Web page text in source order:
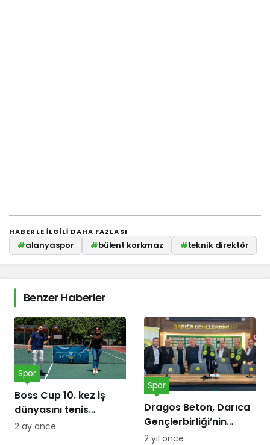
HABERLE ILGILI DAHA FAZLASI
#alanyaspor #bülent korkmaz #teknik direktör
Benzer Haberler
Boss Cup 10. kez iş
dünyasını tenis
kortunda
Spor
2 ay önce
Dragos Beton, Darıca
Gençlerbirliği’nin
forma göğüs
Spor
2 yıl önce